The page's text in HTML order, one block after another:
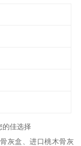
的佳选择
灰盒、进口桃木骨灰